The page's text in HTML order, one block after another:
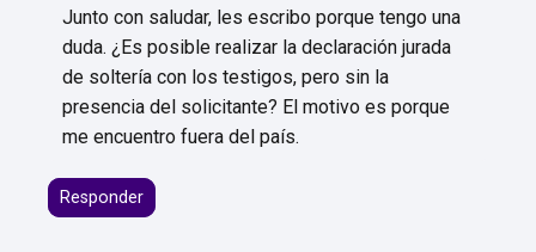
Junto con saludar, les escribo porque tengo una
duda. ¿Es posible realizar la declaración jurada
de soltería con los testigos, pero sin la
presencia del solicitante? El motivo es porque
me encuentro fuera del país.
Responder